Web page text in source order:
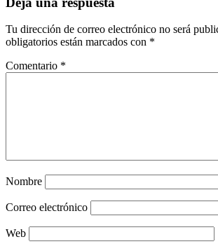
Tu dirección de correo electrónico no será
obligatorios están marcados con *
Comentario *
Nombre
Correo electrónico
Web